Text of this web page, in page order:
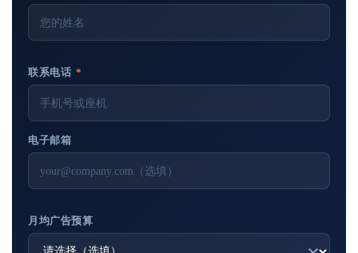
联系电话 *
电子邮箱
月均广告预算